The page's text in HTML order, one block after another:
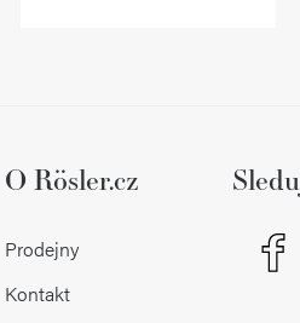
O Rösler.cz
Prodejny
Kontakt